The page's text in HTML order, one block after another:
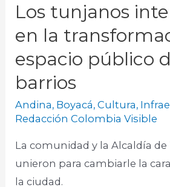
Los tunjanos
en la
espacio público
barrios
Andina, Boyacá,Cultura,
Redacción Colombia Visible
La comunidad y la Alcaldía de
unieron para cambiarle la
la ciudad.